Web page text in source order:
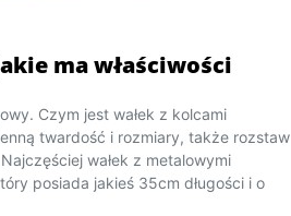
ma właściwości
Czym jest wałek z kolcami
twardość i rozmiary, także rozstaw
wałek z metalowymi
posiada jakieś 35cm długości i o